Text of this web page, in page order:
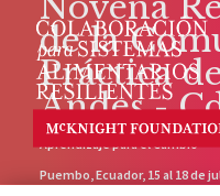
de la
Práctica
Andes -
Aprendizaje para el Cambio
Puembo, Ecuador, 15 al 18 de